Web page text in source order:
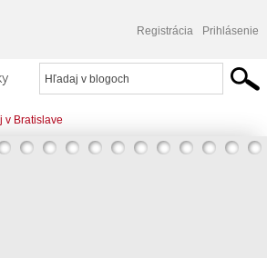
Registrácia Prihlásenie
v Bratislave